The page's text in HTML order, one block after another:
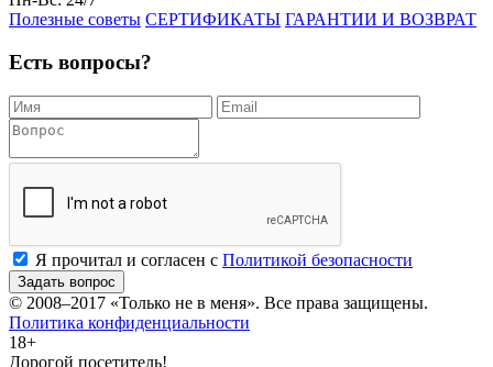
Полезные советы СЕРТИФИКАТЫ ГАРАНТИИ И ВОЗВРАТ
Есть вопросы?
Я прочитал и согласен с Политикой безопасности
Задать вопрос
© 2008–2017 «Только не в меня». Все права защищены.
Политика конфиденциальности
18+
Дорогой посетитель!